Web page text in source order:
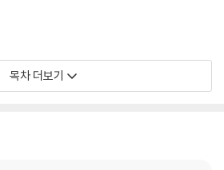
목차 더보기